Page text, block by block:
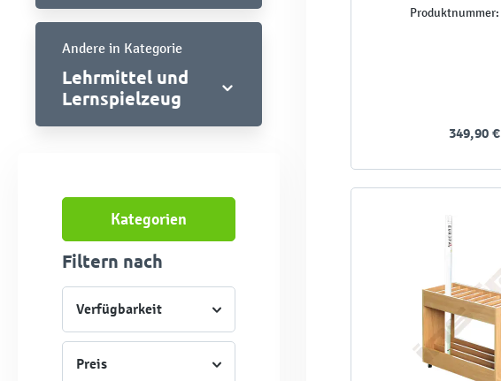
Andere in Kategorie
Lehrmittel und
Lernspielzeug
Kategorien
Filtern nach
Verfügbarkeit
Preis
Produktnummer:
349,90 €